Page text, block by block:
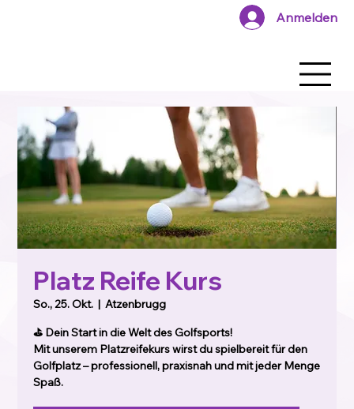
Anmelden
Platz Reife Kurs
So., 25. Okt.
  |
Atzenbrugg
⛳ Dein Start in die Welt des Golfsports!
Mit unserem Platzreifekurs wirst du spielbereit für den
Golfplatz – professionell, praxisnah und mit jeder Menge
Spaß.